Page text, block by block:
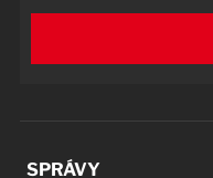
SPRÁVY